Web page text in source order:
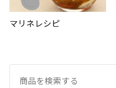
マリネレシピ